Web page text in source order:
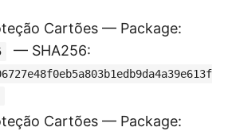
Cartões — Package:
— SHA256:
Cartões — Package: